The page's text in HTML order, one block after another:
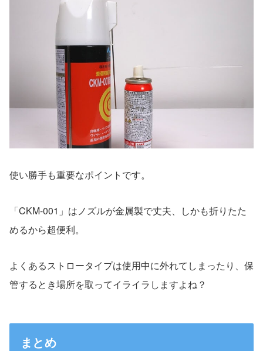
使い勝手も重要なポイントです。
「CKM-001」はノズルが金属製で丈夫、しかも折りたた
めるから超便利。
よくあるストロータイプは使用中に外れてしまったり、保
管するとき場所を取ってイライラしますよね？
まとめ